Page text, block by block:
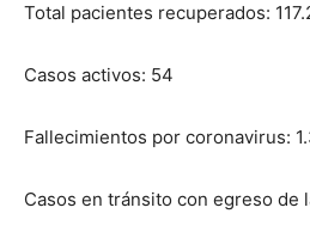
Total pacientes recuperados:
Casos activos: 54
Fallecimientos por coronavirus:
Casos en tránsito con egreso de